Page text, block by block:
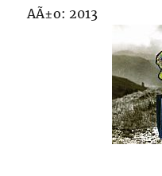
AÃ±o: 2013